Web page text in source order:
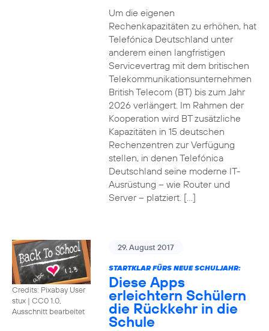
Um die eigenen
Rechenkapazitäten zu erhöhen, hat
Telefónica Deutschland unter
anderem einen langfristigen
Servicevertrag mit dem britischen
Telekommunikationsunternehmen
British Telecom (BT) bis zum Jahr
2026 verlängert. Im Rahmen der
Kooperation wird BT zusätzliche
Kapazitäten in 15 deutschen
Rechenzentren zur Verfügung
stellen, in denen Telefónica
Deutschland seine moderne IT-
Ausrüstung – wie Router und
Server – platziert. […]
Credits: Pixabay User
stux | CC0 1.0,
Ausschnitt bearbeitet
29. August 2017
STARTKLAR FÜRS NEUE SCHULJAHR:
Diese Apps
erleichtern Schülern
die Rückkehr in die
Schule